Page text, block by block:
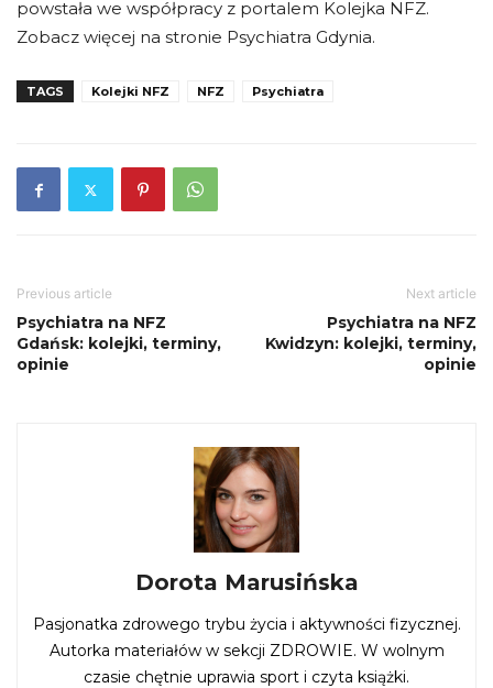
powstała we współpracy z portalem Kolejka NFZ.
Zobacz więcej na stronie Psychiatra Gdynia.
TAGS Kolejki NFZ NFZ Psychiatra
Previous article
Psychiatra na NFZ
Gdańsk: kolejki, terminy,
opinie
Next article
Psychiatra na NFZ
Kwidzyn: kolejki, terminy,
opinie
Dorota Marusińska
Pasjonatka zdrowego trybu życia i aktywności fizycznej.
Autorka materiałów w sekcji ZDROWIE. W wolnym
czasie chętnie uprawia sport i czyta książki.